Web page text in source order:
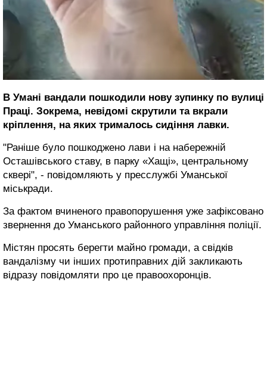
В Умані вандали пошкодили нову зупинку по вулиці
Праці. Зокрема, невідомі скрутили та вкрали
кріплення, на яких трималось сидіння лавки.
"Раніше було пошкоджено лави і на набережній
Осташівського ставу, в парку «Хащі», центральному
сквері", - повідомляють у пресслужбі Уманської
міськради.
За фактом вчиненого правопорушення уже зафіксовано
звернення до Уманського районного управління поліції.
Містян просять берегти майно громади, а свідків
вандалізму чи інших протиправних дій закликають
відразу повідомляти про це правоохоронців.